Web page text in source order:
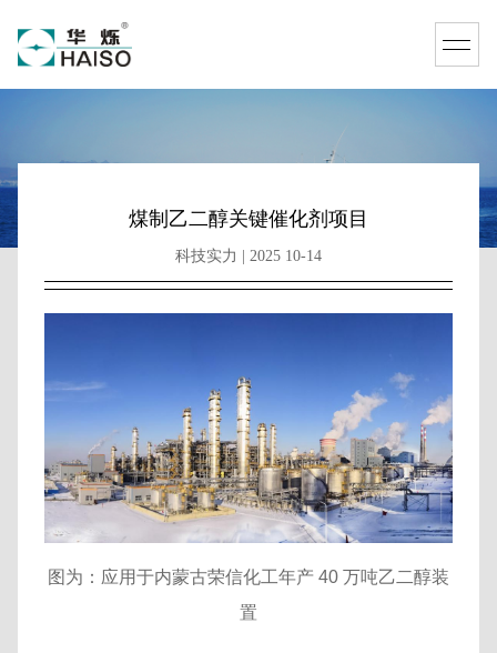
煤制乙二醇关键催化剂项目
科技实力 | 2025 10-14
图为：应用于内蒙古荣信化工年产 40 万吨乙二醇装
置